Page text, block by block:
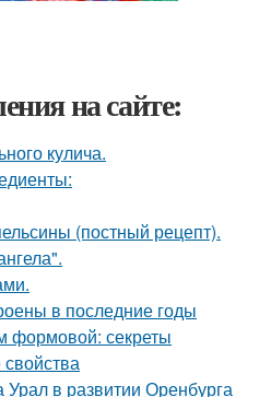
на сайте:
кулича.
(постный рецепт).
в последние годы
формовой: секреты
Урал в развитии Оренбурга